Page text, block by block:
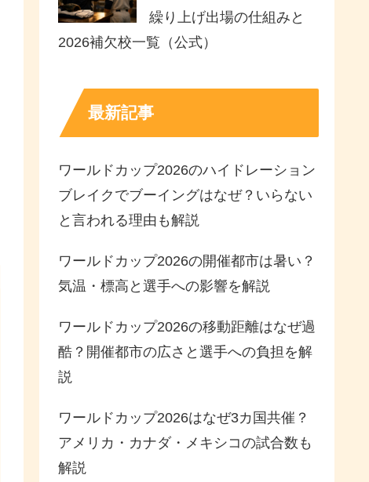
繰り上げ出場の仕組みと
2026補欠校一覧（公式）
最新記事
ワールドカップ2026のハイドレーション
ブレイクでブーイングはなぜ？いらない
と言われる理由も解説
ワールドカップ2026の開催都市は暑い？
気温・標高と選手への影響を解説
ワールドカップ2026の移動距離はなぜ過
酷？開催都市の広さと選手への負担を解
説
ワールドカップ2026はなぜ3カ国共催？
アメリカ・カナダ・メキシコの試合数も
解説